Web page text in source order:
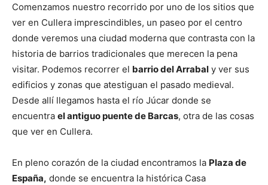
Comenzamos nuestro recorrido por uno de los sitios que
ver en Cullera imprescindibles, un paseo por el centro
donde veremos una ciudad moderna que contrasta con la
historia de barrios tradicionales que merecen la pena
visitar. Podemos recorrer el barrio del Arrabal y ver sus
edificios y zonas que atestiguan el pasado medieval.
Desde allí llegamos hasta el río Júcar donde se
encuentra el antiguo puente de Barcas, otra de las cosas
que ver en Cullera.
En pleno corazón de la ciudad encontramos la Plaza de
España, donde se encuentra la histórica Casa